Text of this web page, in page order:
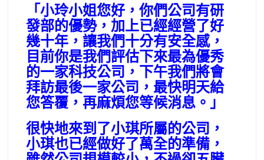
「小玲小姐您好，你們公司有研
發部的優勢，加上已經經營了好
幾十年，讓我們十分有安全感，
目前你是我們評估下來最為優秀
的一家科技公司，下午我們將會
拜訪最後一家公司，最快明天給
您答覆，再麻煩您等候消息。」
很快地來到了小琪所屬的公司，
小琪也已經做好了萬全的準備，